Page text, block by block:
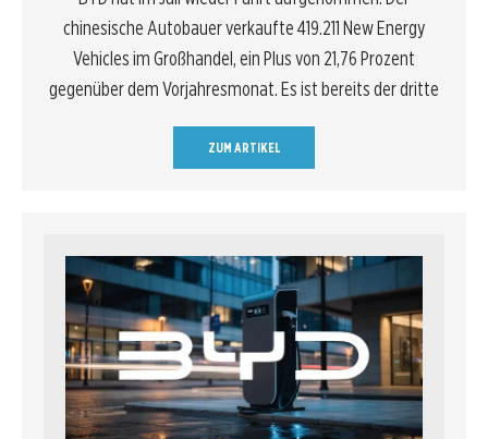
chinesische Autobauer verkaufte 419.211 New Energy
Vehicles im Großhandel, ein Plus von 21,76 Prozent
gegenüber dem Vorjahresmonat. Es ist bereits der dritte
ZUM ARTIKEL